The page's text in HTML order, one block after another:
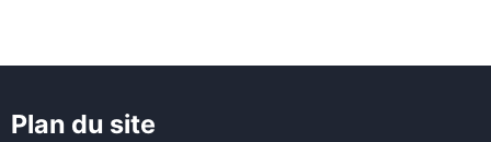
Plan du site